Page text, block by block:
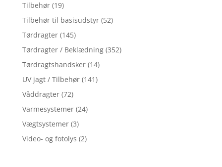
Tilbehør (19)
Tilbehør til basisudstyr (52)
Tørdragter (145)
Tørdragter / Beklædning (352)
Tørdragtshandsker (14)
UV jagt / Tilbehør (141)
Våddragter (72)
Varmesystemer (24)
Vægtsystemer (3)
Video- og fotolys (2)